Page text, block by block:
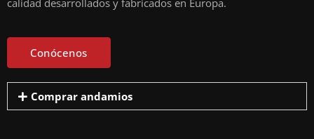
Conócenos
Comprar andamios